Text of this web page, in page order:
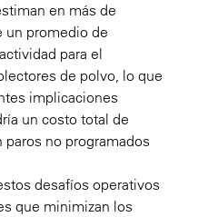
en más de
un promedio de
para el
de polvo, lo que
implicaciones
un costo total de
no programados
desafíos operativos
que minimizan los